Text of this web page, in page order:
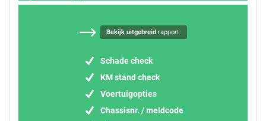
Bekijk uitgebreidrapport:
Schade check
KM stand check
Voertuigopties
Chassisnr. / meldcode